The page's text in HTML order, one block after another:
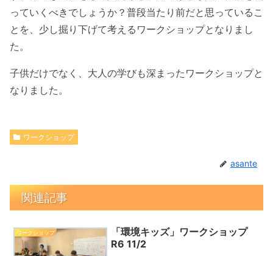
っていくべきでしょうか？普段当たり前だと思っているこ
とを、少し掘り下げて考えるワークショップとなりまし
た。
子供だけでなく、大人の学びも深まったワークショップと
なりました。
ワークショップ
asante
関連記事
ワークショップ
「環境キッズ」ワークショップ
R6 11/2